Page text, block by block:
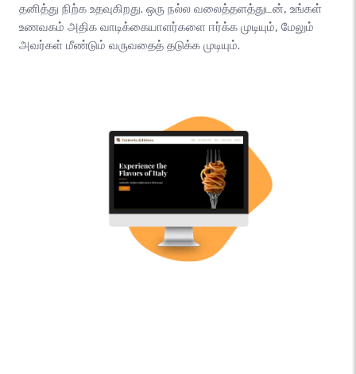
தனித்து நிற்க உதவுகிறது. ஒரு நல்ல வலைத்தளத்துடன், உங்கள்
உணவகம் அதிக வாடிக்கையாளர்களை ஈர்க்க முடியும், மேலும்
அவர்கள் மீண்டும் வருவதைத் தடுக்க முடியும்.